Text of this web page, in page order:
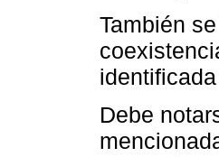
También
Debe